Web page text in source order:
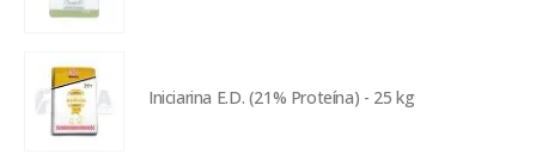
Iniciarina E.D. (21% Proteína) - 25 kg